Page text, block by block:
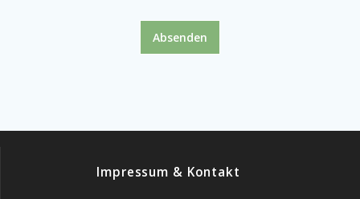
Absenden
Impressum & Kontakt